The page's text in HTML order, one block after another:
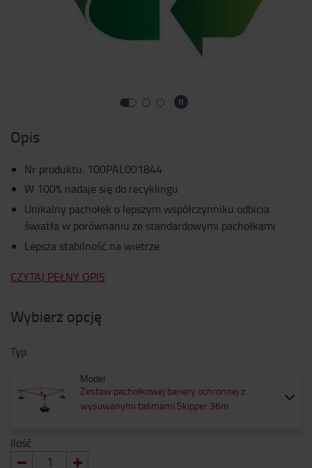
Opis
Nr produktu: 100PAL001844
W 100% nadaje się do recyklingu
Unikalny pachołek o lepszym współczynniku odbicia
światła w porównaniu ze standardowymi pachołkami
Lepsza stabilność na wietrze
CZYTAJ PEŁNY OPIS
Wybierz opcję
Typ
Model
Zestaw pachołkowej bariery ochronnej z
wysuwanymi taśmami Skipper 36m
Ilość